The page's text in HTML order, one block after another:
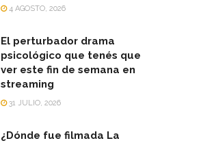
4 AGOSTO, 2026
El perturbador drama
psicológico que tenés que
ver este fin de semana en
streaming
31 JULIO, 2026
¿Dónde fue filmada La